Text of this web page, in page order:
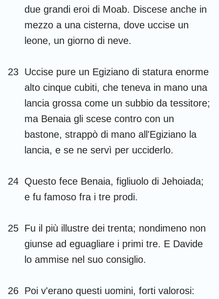
1 2 3 4 5 6 7
8 9 10 11 12
29
due grandi eroi di Moab. Discese anche in
mezzo a una cisterna, dove uccise un
leone, un giorno di neve.
23 Uccise pure un Egiziano di statura enorme
alto cinque cubiti, che teneva in mano una
lancia grossa come un subbio da tessitore;
ma Benaia gli scese contro con un
bastone, strappò di mano all'Egiziano la
lancia, e se ne servì per ucciderlo.
24 Questo fece Benaia, figliuolo di Jehoiada;
e fu famoso fra i tre prodi.
25 Fu il più illustre dei trenta; nondimeno non
giunse ad eguagliare i primi tre. E Davide
lo ammise nel suo consiglio.
26 Poi v'erano questi uomini, forti valorosi: